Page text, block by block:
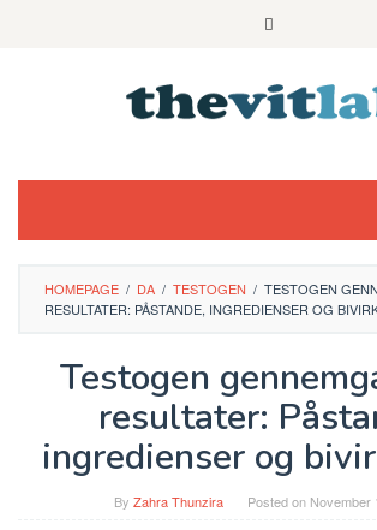
HOMEPAGE / DA / TESTOGEN / TESTOGEN
RESULTATER: PÅSTANDE, INGREDIENSER OG
Testogen
resultater:
ingredienser og
By Zahra Thunzira Posted on November